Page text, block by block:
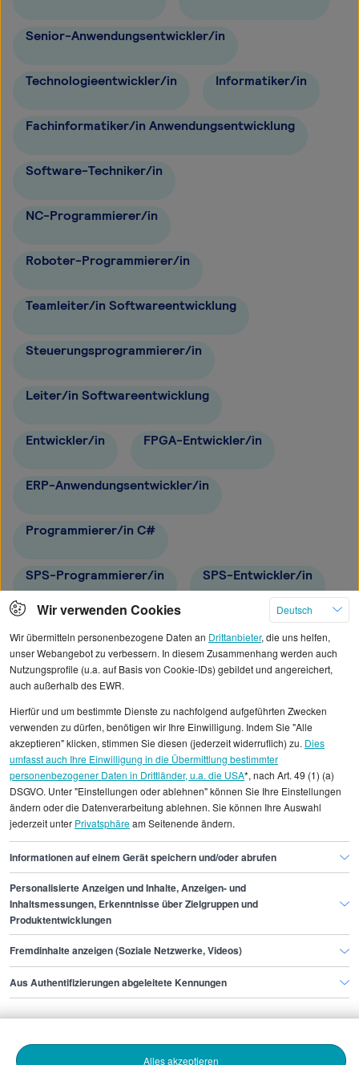
Senior-Anwendungsentwickler/in
Technologieentwickler/in Informatiker/in
Fachinformatiker/in Anwendungsentwicklung
Software-Techniker/in
NC-Programmierer/in
Roboter-Programmierer/in
Teamleiter/in Softwareentwicklung
Steuerungsprogrammierer/in
Leiter/in Softwareentwicklung
Entwickler/in FPGA-Entwickler/in
ERP-Anwendungsentwickler/in
Programmierer/in C#
SPS-Programmierer/in SPS-Entwickler/in
Juniorentwickler/in
Alle angezeigten Gehaltsdaten beruhen auf
statistischen Erhebungen durch StepStone. Es sind
Durchschnittswerte und die Angaben können nicht
einzelnen Stellenangeboten zugeordnet werden.
Gehaltsinformationen IT Web entwickler/in php
Finde den Job,
der zu dir passt.
Bewerbende
Wir verwenden Cookies
Deutsch
Wir übermitteln personenbezogene Daten an Drittanbieter, die uns helfen,
unser Webangebot zu verbessern. In diesem Zusammenhang werden auch
Nutzungsprofile (u.a. auf Basis von Cookie-IDs) gebildet und angereichert,
auch außerhalb des EWR.
Hierfür und um bestimmte Dienste zu nachfolgend aufgeführten Zwecken
verwenden zu dürfen, benötigen wir Ihre Einwilligung. Indem Sie "Alle
akzeptieren" klicken, stimmen Sie diesen (jederzeit widerruflich) zu. Dies
umfasst auch Ihre Einwilligung in die Übermittlung bestimmter
personenbezogener Daten in Drittländer, u.a. die USA*, nach Art. 49 (1) (a)
DSGVO. Unter "Einstellungen oder ablehnen" können Sie Ihre Einstellungen
ändern oder die Datenverarbeitung ablehnen. Sie können Ihre Auswahl
jederzeit unter Privatsphäream Seitenende ändern.
Informationen auf einem Gerät speichern und/oder abrufen
Personalisierte Anzeigen und Inhalte, Anzeigen- und
Inhaltsmessungen, Erkenntnisse über Zielgruppen und
Produktentwicklungen
Fremdinhalte anzeigen (Soziale Netzwerke, Videos)
Aus Authentifizierungen abgeleitete Kennungen
Alles akzeptieren